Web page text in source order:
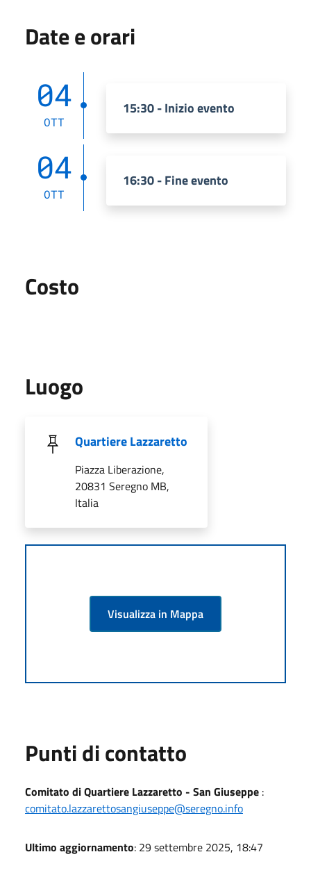
Date e orari
04
OTT
15:30 - Inizio evento
04
OTT
16:30 - Fine evento
Costo
Luogo
Quartiere Lazzaretto
Piazza Liberazione,
20831 Seregno MB,
Italia
Visualizza in Mappa
Punti di contatto
Comitato di Quartiere Lazzaretto - San Giuseppe :
comitato.lazzarettosangiuseppe@seregno.info
Ultimo aggiornamento: 29 settembre 2025, 18:47